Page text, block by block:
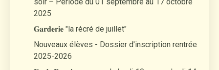
soir – Période du 01 septembre au 17 octobre
2025
𝐆𝐚𝐫𝐝𝐞𝐫𝐢𝐞 "la récré de juillet"
Nouveaux élèves - Dossier d'inscription rentrée
2025-2026